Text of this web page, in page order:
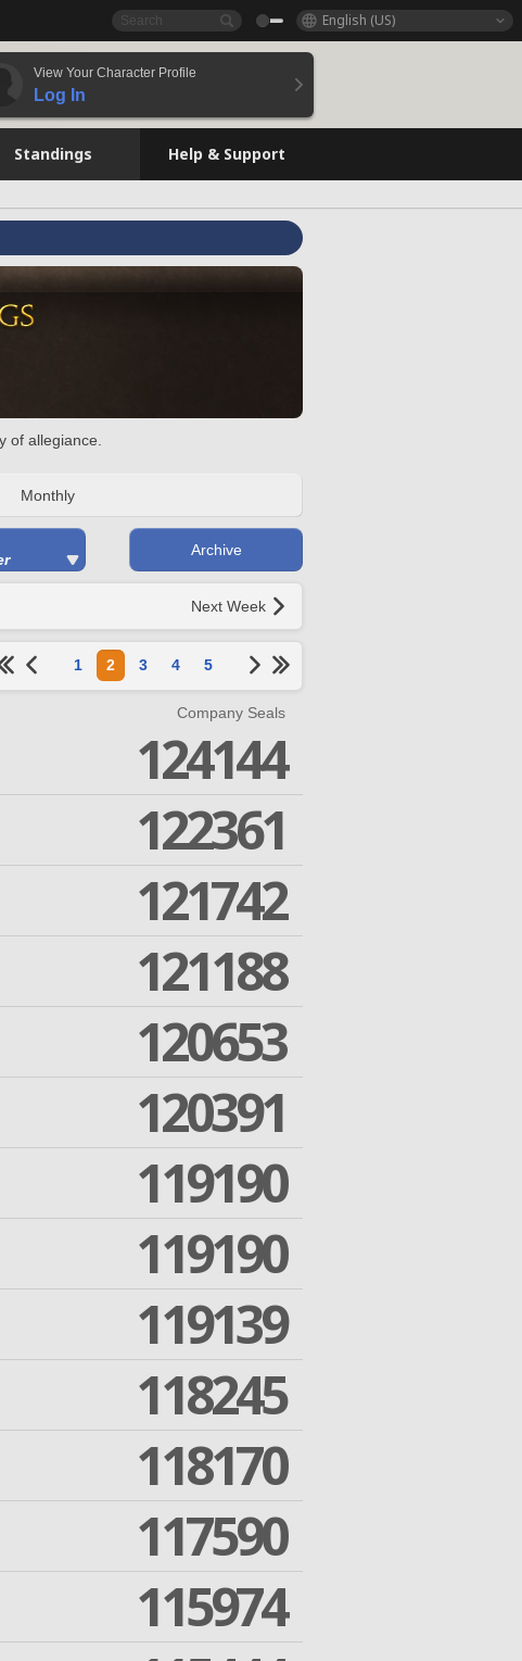
English (US)
View Your Character Profile
Log In
Standings Help & Support
of allegiance.
Monthly
Archive
Next Week
1 2 3 4 5
Company Seals
124144
122361
121742
121188
120653
120391
119190
119190
119139
118245
118170
117590
115974